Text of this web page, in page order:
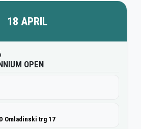
18 APRIL
OPEN
Omladinski trg 17